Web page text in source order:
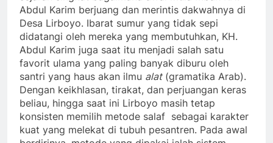
Abdul Karim berjuang dan merintis dakwahnya di
Desa Lirboyo. Ibarat sumur yang tidak sepi
didatangi oleh mereka yang membutuhkan, KH.
Abdul Karim juga saat itu menjadi salah satu
favorit ulama yang paling banyak diburu oleh
santri yang haus akan ilmu alat(gramatika Arab).
Dengan keikhlasan, tirakat, dan perjuangan keras
beliau, hingga saat ini Lirboyo masih tetap
konsisten memilih metode salaf sebagai karakter
kuat yang melekat di tubuh pesantren. Pada awal